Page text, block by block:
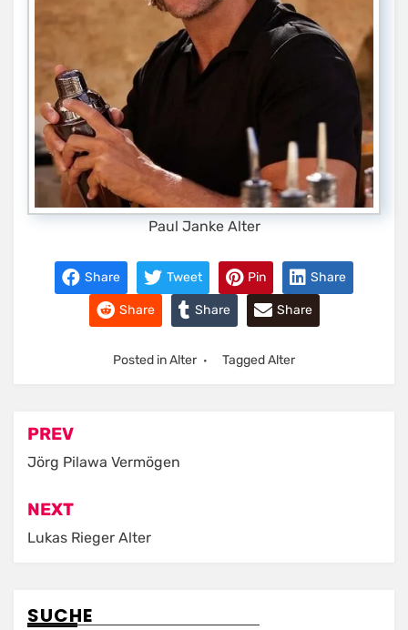
Paul Janke Alter
Share Tweet Pin Share
Share Share Share
Posted inAlter TaggedAlter
Post
navigation
PREV
Jörg Pilawa Vermögen
NEXT
Lukas Rieger Alter
SUCHE